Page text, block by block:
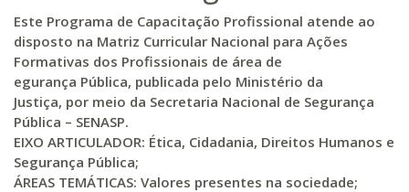
Este Programa de Capacitação Profissional atende ao
disposto na Matriz Curricular Nacional para Ações
Formativas dos Profissionais de área de
egurança Pública, publicada pelo Ministério da
Justiça, por meio da Secretaria Nacional de Segurança
Pública – SENASP.
EIXO ARTICULADOR: Ética, Cidadania, Direitos Humanos e
Segurança Pública;
ÁREAS TEMÁTICAS: Valores presentes na sociedade;